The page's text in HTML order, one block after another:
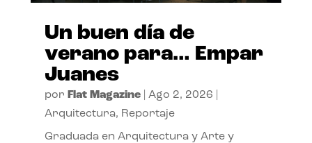
Un buen día de
verano para… Empar
Juanes
por Flat Magazine| Ago 2, 2026
Arquitectura, Reportaje
Graduada en Arquitectura y Arte y